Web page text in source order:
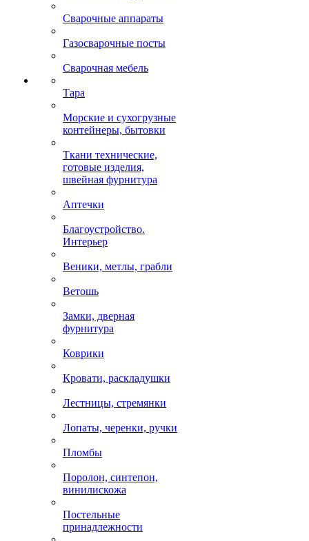
Сварочные аппараты
Газосварочные посты
Сварочная мебель
Тара
Морские и сухогрузные
контейнеры, бытовки
Ткани технические,
готовые изделия,
швейная фурнитура
Аптечки
Благоустройство.
Интерьер
Веники, метлы, грабли
Ветошь
Замки, дверная
фурнитура
Коврики
Кровати, раскладушки
Лестницы, стремянки
Лопаты, черенки, ручки
Пломбы
Поролон, синтепон,
винилискожа
Постельные
принадлежности